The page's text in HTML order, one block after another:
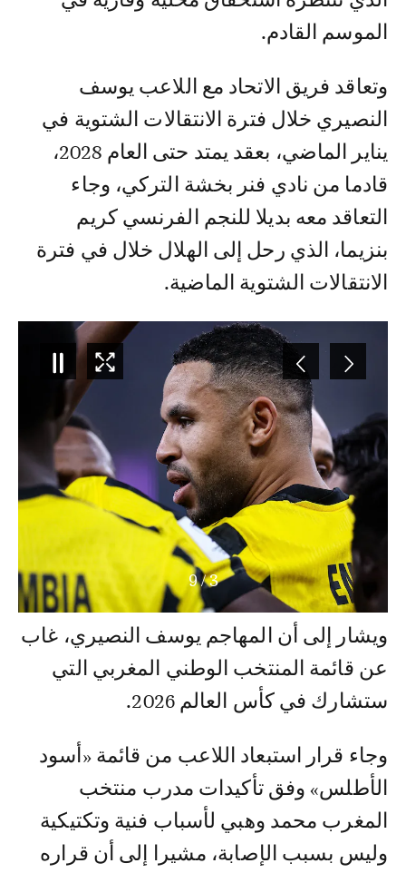
الموسم القادم.
وتعاقد فريق الاتحاد مع اللاعب يوسف
النصيري خلال فترة الانتقالات الشتوية في
يناير الماضي، بعقد يمتد حتى العام 2028،
قادما من نادي فنر بخشة التركي، وجاء
التعاقد معه بديلا للنجم الفرنسي كريم
بنزيما، الذي رحل إلى الهلال خلال في فترة
الانتقالات الشتوية الماضية.
3
/
9
ويشار إلى أن المهاجم يوسف النصيري، غاب
عن قائمة المنتخب الوطني المغربي التي
ستشارك في كأس العالم 2026.
وجاء قرار استبعاد اللاعب من قائمة «أسود
الأطلس» وفق تأكيدات مدرب منتخب
المغرب محمد وهبي لأسباب فنية وتكتيكية
وليس بسبب الإصابة، مشيرا إلى أن قراره